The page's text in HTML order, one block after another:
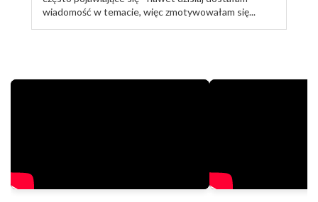
wiadomość w temacie, więc zmotywowałam się...